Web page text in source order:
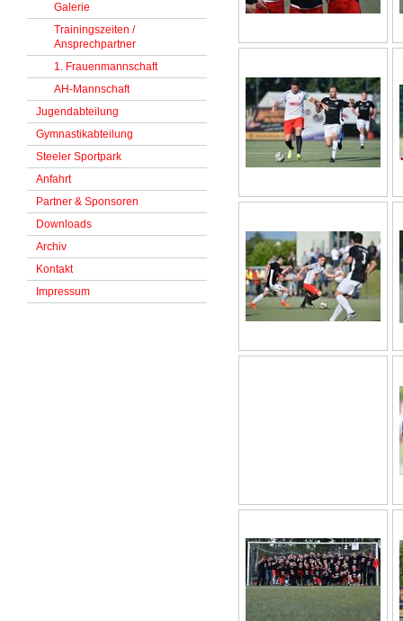
Galerie
Trainingszeiten /
Ansprechpartner
1. Frauenmannschaft
AH-Mannschaft
Jugendabteilung
Gymnastikabteilung
Steeler Sportpark
Anfahrt
Partner & Sponsoren
Downloads
Archiv
Kontakt
Impressum